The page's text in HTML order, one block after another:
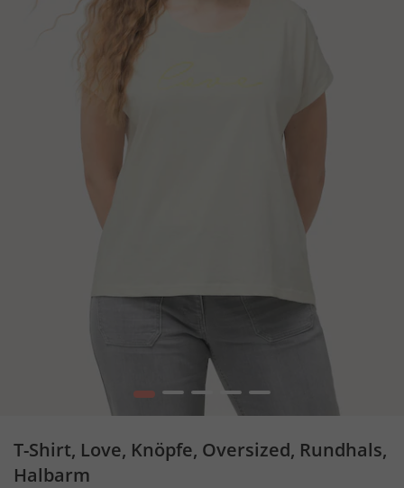
1 2 3 4 5
T-Shirt, Love, Knöpfe, Oversized, Rundhals,
Halbarm